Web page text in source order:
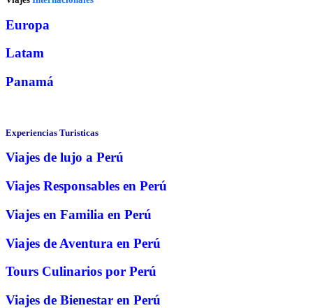
Europa
Latam
Panamá
Experiencias Turisticas
Viajes de lujo a Perú
Viajes Responsables en Perú
Viajes en Familia en Perú
Viajes de Aventura en Perú
Tours Culinarios por Perú
Viajes de Bienestar en Perú